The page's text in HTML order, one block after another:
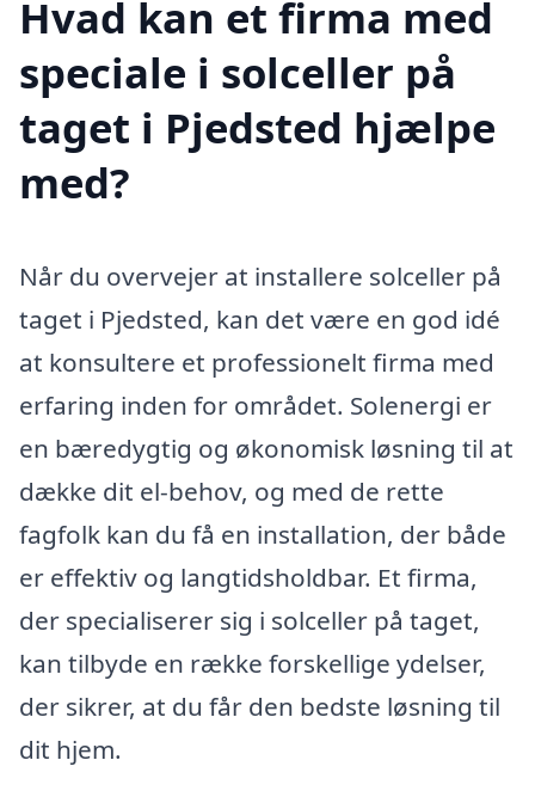
Hvad kan et firma med
speciale i solceller på
taget i Pjedsted hjælpe
med?
Når du overvejer at installere solceller på
taget i Pjedsted, kan det være en god idé
at konsultere et professionelt firma med
erfaring inden for området. Solenergi er
en bæredygtig og økonomisk løsning til at
dække dit el-behov, og med de rette
fagfolk kan du få en installation, der både
er effektiv og langtidsholdbar. Et firma,
der specialiserer sig i solceller på taget,
kan tilbyde en række forskellige ydelser,
der sikrer, at du får den bedste løsning til
dit hjem.